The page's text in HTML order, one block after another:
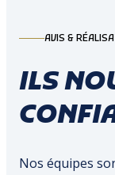
AVIS &
ILS
Nos équipes